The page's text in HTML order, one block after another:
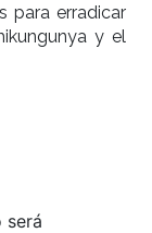
para erradicar
y el
será